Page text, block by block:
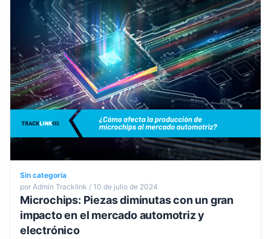
Sin categoría
por Admin Tracklink / 10 de julio de 2024
Microchips: Piezas diminutas con un gran
impacto en el mercado automotriz y
electrónico